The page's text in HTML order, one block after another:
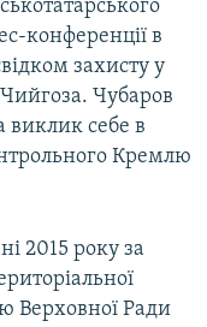
конференції в
захисту у
Чубаров
виклик себе в
Кремлю
2015 року за
Верховної Ради